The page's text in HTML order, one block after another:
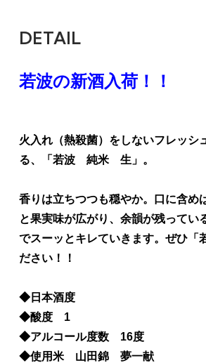
DETAIL
若波の新酒入荷！！
火入れ（熱殺菌）をしないフレッシ
る、「若波 純米 生」。
香りは立ちつつも穏やか。口に含め
と果実味が広がり、余韻が残ってい
でスーッとキレていきます。ぜひ「
ださい！！
◆日本酒度
◆酸度 1
◆アルコール度数 16度
◆使用米 山田錦 夢一献